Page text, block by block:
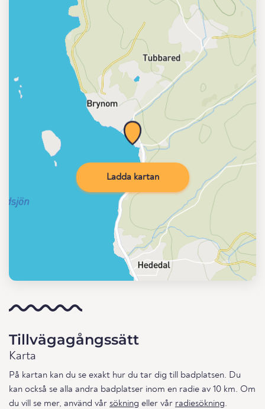
Ladda kartan
Tillvägagångssätt
Karta
På kartan kan du se exakt hur du tar dig till badplatsen. Du
kan också se alla andra badplatser inom en radie av 10 km. Om
du vill se mer, använd vår sökning eller vår radiesökning.